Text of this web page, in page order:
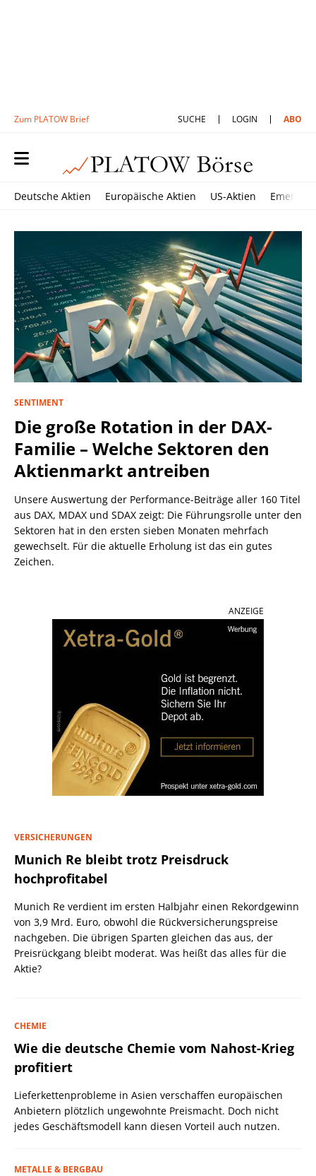
Zum PLATOW Brief SUCHE LOGIN ABO
Deutsche Aktien Europäische Aktien US-Aktien
SENTIMENT
Die große Rotation in der DAX-
Familie – Welche Sektoren den
Aktienmarkt antreiben
Unsere Auswertung der Performance-Beiträge aller 160 Titel
aus DAX, MDAX und SDAX zeigt: Die Führungsrolle unter den
Sektoren hat in den ersten sieben Monaten mehrfach
gewechselt. Für die aktuelle Erholung ist das ein gutes
Zeichen.
ANZEIGE
VERSICHERUNGEN
Munich Re bleibt trotz Preisdruck
hochprofitabel
Munich Re verdient im ersten Halbjahr einen Rekordgewinn
von 3,9 Mrd. Euro, obwohl die Rückversicherungspreise
nachgeben. Die übrigen Sparten gleichen das aus, der
Preisrückgang bleibt moderat. Was heißt das alles für die
Aktie?
CHEMIE
Wie die deutsche Chemie vom Nahost-Krieg
profitiert
Lieferkettenprobleme in Asien verschaffen europäischen
Anbietern plötzlich ungewohnte Preismacht. Doch nicht
jedes Geschäftsmodell kann diesen Vorteil auch nutzen.
METALLE & BERGBAU